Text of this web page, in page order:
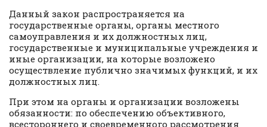
Данный закон распространяется на
государственные органы, органы местного
самоуправления и их должностных лиц,
государственные и муниципальные учреждения и
иные организации, на которые возложено
осуществление публично значимых функций, и их
должностных лиц.
При этом на органы и организации возложены
обязанности: по обеспечению объективного,
всестороннего и своевременного рассмотрения